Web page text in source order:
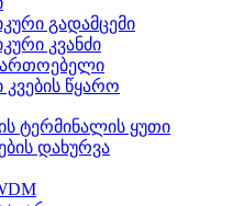
გადამცემი
კვანძი
წყარო
ტერმინალის ყუთი
დახურვა